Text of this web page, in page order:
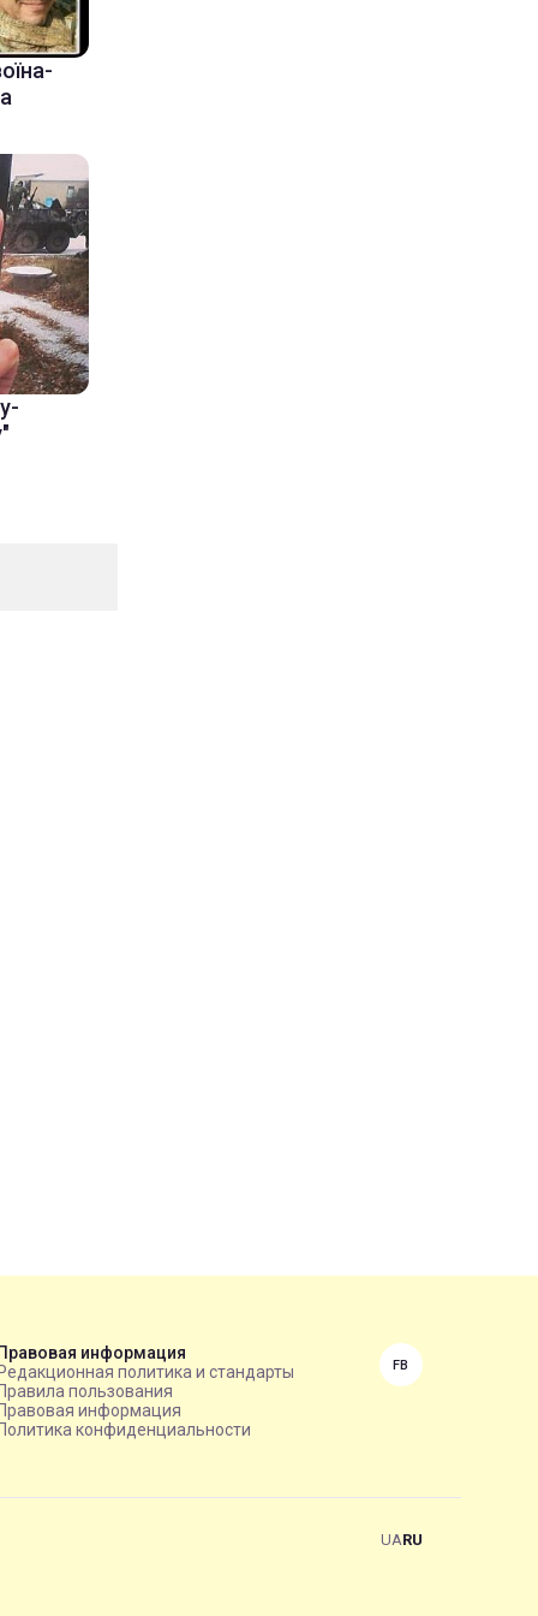
информация
политика и стандарты
пользования
информация
конфиденциальности
FB
UARU